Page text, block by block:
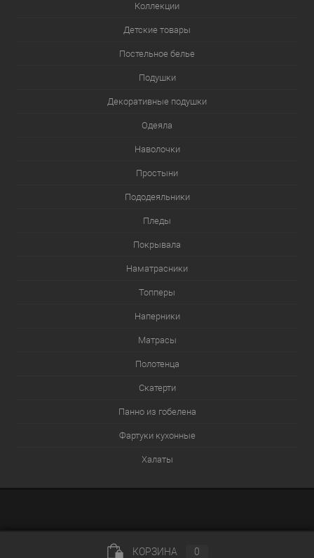
Коллекции
Детские товары
Постельное белье
Подушки
Декоративные подушки
Одеяла
Наволочки
Простыни
Пододеяльники
Пледы
Покрывала
Наматрасники
Топперы
Наперники
Матрасы
Полотенца
Скатерти
Панно из гобелена
Фартуки кухонные
Халаты
КОРЗИНА 0